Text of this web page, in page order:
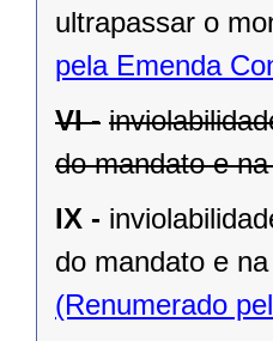
ultrapassar o
pela Emenda
VI -
do mandato e
IX -
do mandato e
(Renumerado